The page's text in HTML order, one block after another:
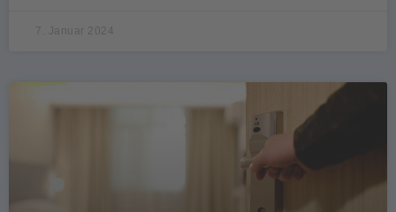
7. Januar 2024